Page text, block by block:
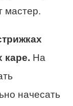
мастер.
каре. На
начесать